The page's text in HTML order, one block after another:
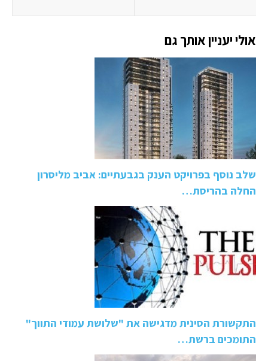
אולי יעניין אותך גם
שלב נוסף בפרויקט הענק בגבעתיים: אביב מליסרון
החלה בהריסת…
התקשורת הסינית מדגישה את "שלושת עמודי התווך"
התומכים ברשת…